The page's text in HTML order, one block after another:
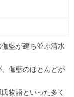
藍が建ち並ぶ清水
伽藍のほとんどが
物語といった多く